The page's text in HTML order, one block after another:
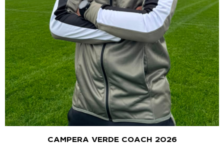
CAMPERA VERDE COACH 2026